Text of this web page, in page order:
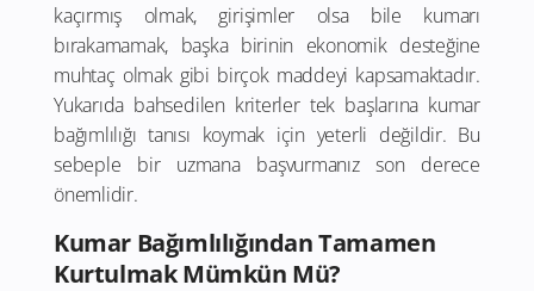
kaçırmış olmak, girişimler olsa bile kumarı
bırakamamak, başka birinin ekonomik desteğine
muhtaç olmak gibi birçok maddeyi kapsamaktadır.
Yukarıda bahsedilen kriterler tek başlarına kumar
bağımlılığı tanısı koymak için yeterli değildir. Bu
sebeple bir uzmana başvurmanız son derece
önemlidir.
Kumar Bağımlılığından Tamamen
Kurtulmak Mümkün Mü?